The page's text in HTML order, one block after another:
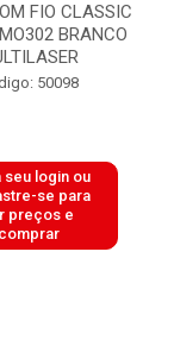
FIO CLASSIC
BRANCO
50098
seu login ou
se para
preços e
comprar